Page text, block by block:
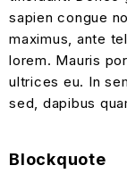
sapien congue
maximus, ante
lorem. Mauris
ultrices eu. In
sed, dapibus
Blockquote